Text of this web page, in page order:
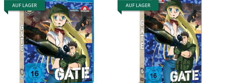
AUF LAGER AUF LAGER